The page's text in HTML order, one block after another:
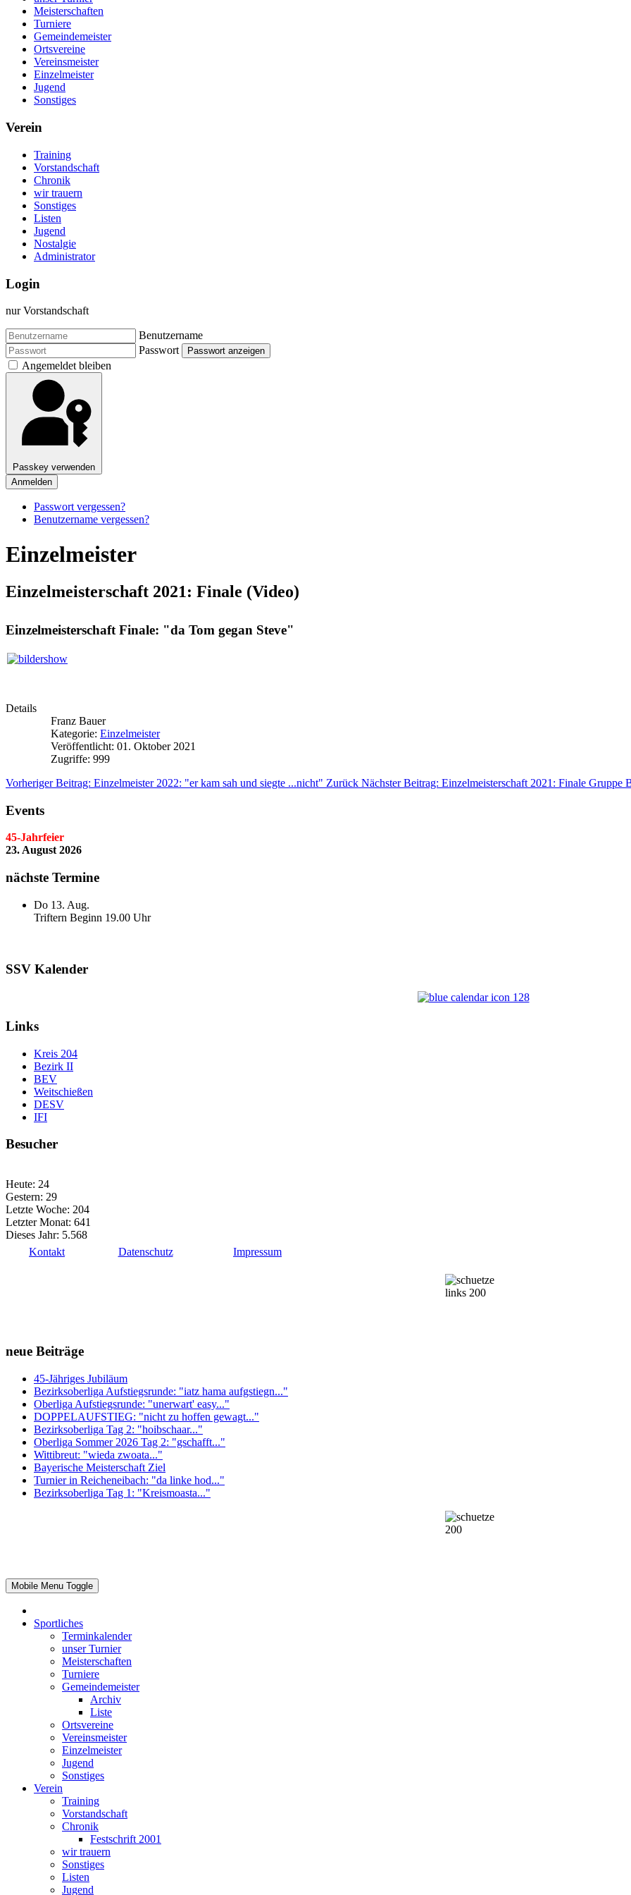
Meisterschaften
Turniere
Gemeindemeister
Ortsvereine
Vereinsmeister
Einzelmeister
Jugend
Sonstiges
Verein
Training
Vorstandschaft
Chronik
wir trauern
Sonstiges
Listen
Jugend
Nostalgie
Administrator
Login
nur Vorstandschaft
Benutzername
Passwort
Passwort anzeigen
Angemeldet bleiben
Passkey verwenden
Anmelden
Passwort vergessen?
Benutzername vergessen?
Einzelmeister
Einzelmeisterschaft 2021: Finale (Video)
Einzelmeisterschaft Finale: "da Tom gegan Steve"
Details
Franz Bauer
Kategorie: Einzelmeister
Veröffentlicht: 01. Oktober 2021
Zugriffe: 999
Vorheriger Beitrag: Einzelmeister 2022: "er kam sah und siegte ...nicht" Zurück Nächster Beitrag: Einzelmeisterschaft 2021: Finale Gruppe
Events
45-Jahrfeier
23. August 2026
nächste Termine
Do 13. Aug.
Triftern Beginn 19.00 Uhr
SSV Kalender
Links
Kreis 204
Bezirk II
BEV
Weitschießen
DESV
IFI
Besucher
Heute: 24
Gestern: 29
Letzte Woche: 204
Letzter Monat: 641
Dieses Jahr: 5.568
Kontakt
Datenschutz Impressum
neue Beiträge
45-Jähriges Jubiläum
Bezirksoberliga Aufstiegsrunde: "iatz hama aufgstiegn..."
Oberliga Aufstiegsrunde: "unerwart' easy..."
DOPPELAUFSTIEG: "nicht zu hoffen gewagt..."
Bezirksoberliga Tag 2: "hoibschaar..."
Oberliga Sommer 2026 Tag 2: "gschafft..."
Wittibreut: "wieda zwoata..."
Bayerische Meisterschaft Ziel
Turnier in Reicheneibach: "da linke hod..."
Bezirksoberliga Tag 1: "Kreismoasta..."
Mobile Menu Toggle
Sportliches
Terminkalender
unser Turnier
Meisterschaften
Turniere
Gemeindemeister
Archiv
Liste
Ortsvereine
Vereinsmeister
Einzelmeister
Jugend
Sonstiges
Verein
Training
Vorstandschaft
Chronik
Festschrift 2001
wir trauern
Sonstiges
Listen
Jugend